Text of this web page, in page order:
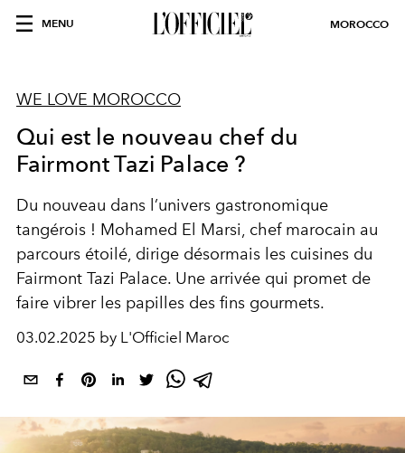
MENU MOROCCO
WE LOVE MOROCCO
Qui est le nouveau chef du
Fairmont Tazi Palace ?
Du nouveau dans l’univers gastronomique
tangérois ! Mohamed El Marsi, chef marocain au
parcours étoilé, dirige désormais les cuisines du
Fairmont Tazi Palace. Une arrivée qui promet de
faire vibrer les papilles des fins gourmets.
03.02.2025 by L'Officiel Maroc